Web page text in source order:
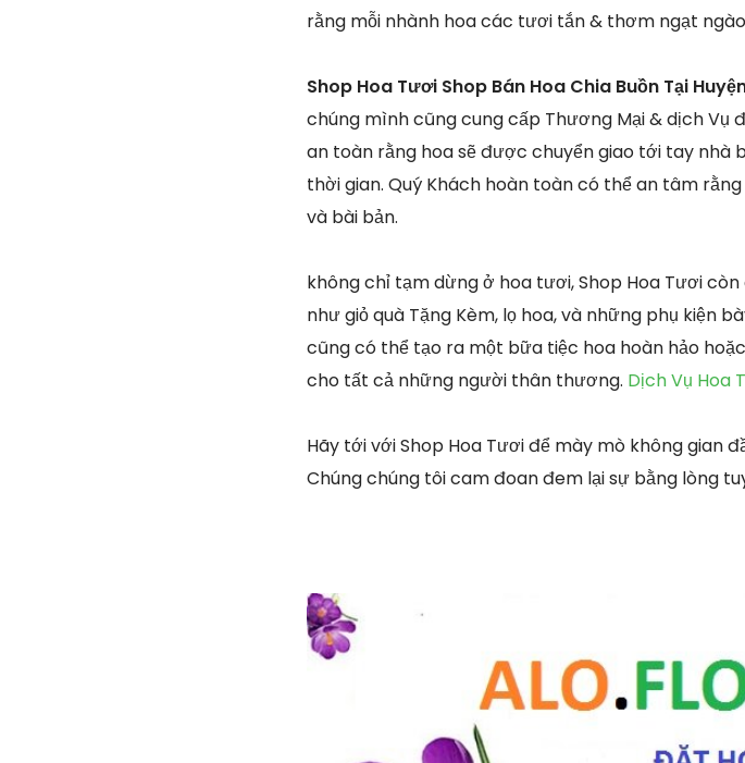
rằng mỗi nhành hoa các tươi tắn & thơm ngạt
Shop Hoa Tươi Shop Bán Hoa Chia Buồn Tại
chúng mình cũng cung cấp Thương Mại & dịch Vụ
an toàn rằng hoa sẽ được chuyển giao tới tay nhà
thời gian. Quý Khách hoàn toàn có thể an tâm
và bài bản.
không chỉ tạm dừng ở hoa tươi, Shop Hoa Tươi
như giỏ quà Tặng Kèm, lọ hoa, và những phụ kiện
cũng có thể tạo ra một bữa tiệc hoa hoàn hảo
cho tất cả những người thân thương. Dịch Vụ Hoa
Hãy tới với Shop Hoa Tươi để mày mò không gian
Chúng chúng tôi cam đoan đem lại sự bằng lòng